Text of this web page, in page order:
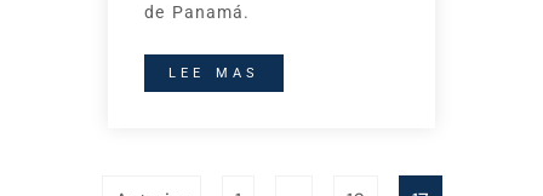
de Panamá.
LEE MAS